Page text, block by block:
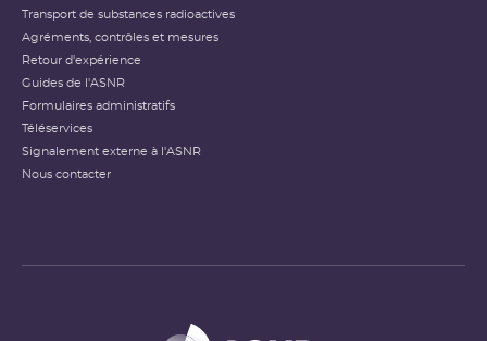
Transport de substances radioactives
Agréments, contrôles et mesures
Retour d'expérience
Guides de l'ASNR
Formulaires administratifs
Téléservices
Signalement externe à l'ASNR
Nous contacter